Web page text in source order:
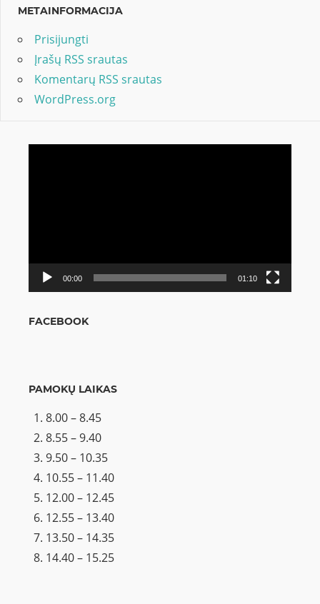
METAINFORMACIJA
Prisijungti
Įrašų RSS srautas
Komentarų RSS srautas
WordPress.org
00:00 01:10
FACEBOOK
PAMOKŲ LAIKAS
8.00 – 8.45
8.55 – 9.40
9.50 – 10.35
10.55 – 11.40
12.00 – 12.45
12.55 – 13.40
13.50 – 14.35
14.40 – 15.25